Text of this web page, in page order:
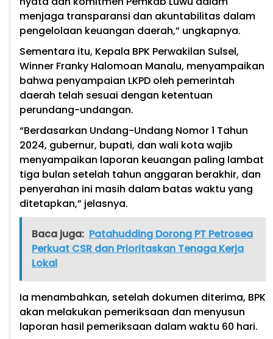
menjaga transparansi dan akuntabilitas dalam
pengelolaan keuangan daerah,” ungkapnya.
Sementara itu, Kepala BPK Perwakilan Sulsel,
Winner Franky Halomoan Manalu, menyampaikan
bahwa penyampaian LKPD oleh pemerintah
daerah telah sesuai dengan ketentuan
perundang-undangan.
“Berdasarkan Undang-Undang Nomor 1 Tahun
2024, gubernur, bupati, dan wali kota wajib
menyampaikan laporan keuangan paling lambat
tiga bulan setelah tahun anggaran berakhir, dan
penyerahan ini masih dalam batas waktu yang
ditetapkan,” jelasnya.
Baca juga: Patahudding Dorong PT Petrosea
Perkuat CSR dan Prioritaskan Tenaga Kerja
Lokal
Ia menambahkan, setelah dokumen diterima, BPK
akan melakukan pemeriksaan dan menyusun
laporan hasil pemeriksaan dalam waktu 60 hari.